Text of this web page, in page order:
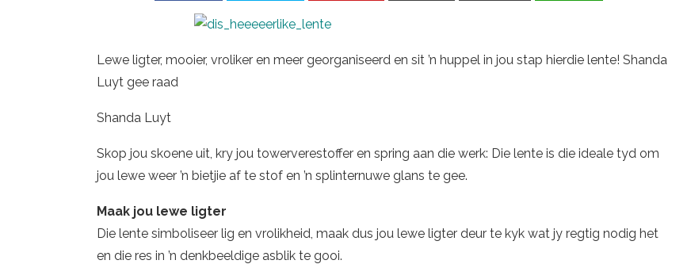
Lewe ligter, mooier, vroliker en meer georganiseerd en sit ’n huppel in jou stap hierdie lente! Shanda
Luyt gee raad
Shanda Luyt
Skop jou skoene uit, kry jou towerverestoffer en spring aan die werk: Die lente is die ideale tyd om
jou lewe weer ’n bietjie af te stof en ’n splinternuwe glans te gee.
Maak jou lewe ligter
Die lente simboliseer lig en vrolikheid, maak dus jou lewe ligter deur te kyk wat jy regtig nodig het
en die res in ’n denkbeeldige asblik te gooi.